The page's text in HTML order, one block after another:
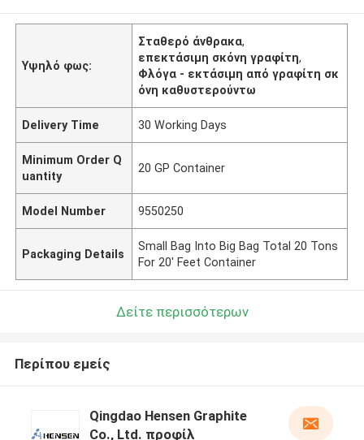
Υψηλό φως:
Σταθερό άνθρακα,
επεκτάσιμη σκόνη γραφίτη,
Φλόγα - εκτάσιμη από γραφίτη σκ
όνη καθυστερούντω
Delivery Time 30 Working Days
Minimum Order Q
uantity
20 GP Container
Model Number 9550250
Packaging Details
Small Bag Into Big Bag Total 20 Tons
For 20' Feet Container
Δείτε περισσότερων
Περίπου εμείς
Qingdao Hensen Graphite
Co., Ltd. προφίλ